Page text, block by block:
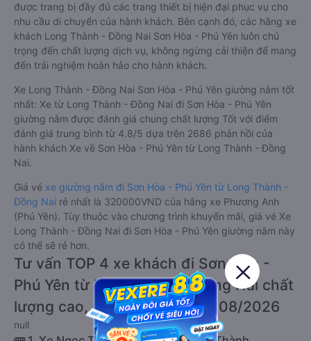
được trang bị đầy đủ các trang thiết bị hiện đại phục vụ cho
nhu cầu di chuyển của hành khách. Bên cạnh đó, các hãng xe
khách Long Thành - Đồng Nai Sơn Hòa - Phú Yên luôn chú
trọng đến chất lượng dịch vụ, không ngừng cải thiện để mang
đến trải nghiệm hoàn hảo cho hành khách.
Xe Long Thành - Đồng Nai Sơn Hòa - Phú Yên giường nằm tốt
nhất: Xe từ Long Thành - Đồng Nai đi Sơn Hòa - Phú Yên
giường nằm được đánh giá chung chất lượng Tốt với điểm
đánh giá trung bình từ 4.8/5 dựa trên 2686 phản hồi của
hành khách Xe về Sơn Hòa - Phú Yên từ Long Thành - Đồng
Nai.
Giá vé xe giường nằm đi Sơn Hòa - Phú Yên từ Long Thành -
Đồng Nai rẻ nhất là 320000VND của hãng xe Phương Anh
(Phú Yên). Tùy thuộc vào chương trình khuyến mãi, giá vé Xe
Long Thành - Đồng Nai đi Sơn Hòa - Phú Yên giường nằm này
có thể sẽ rẻ hơn.
Tư vấn TOP 4 xe khách đi Sơn Hòa -
Phú Yên từ Long Thành - Đồng Nai chất
lượng cao, uy tín, giá rẻ nhất 08/2026
null